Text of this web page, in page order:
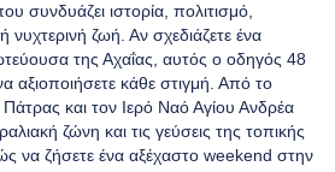
συνδυάζει ιστορία, πολιτισμό,
νυχτερινή ζωή. Αν σχεδιάζετε ένα
της Αχαΐας, αυτός ο οδηγός 48
κάθε στιγμή. Από το
και τον Ιερό Ναό Αγίου Ανδρέα
ζώνη και τις γεύσεις της τοπικής
να ζήσετε ένα αξέχαστο weekend στην